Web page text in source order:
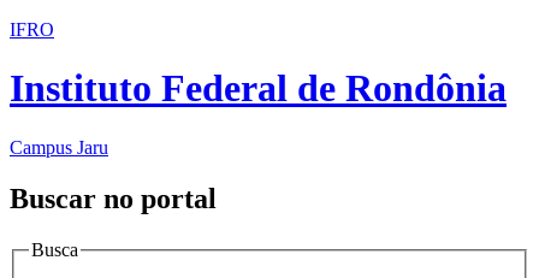
IFRO
Instituto Federal de Rondônia
Campus Jaru
Buscar no portal
Busca